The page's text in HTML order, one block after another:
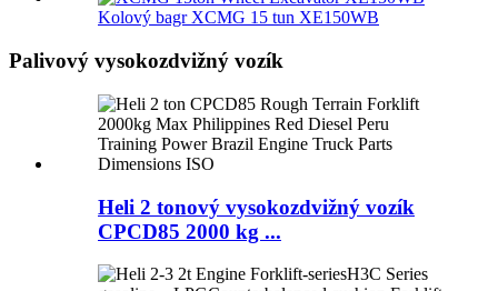
Kolový bagr XCMG 15 tun XE150WB
Palivový vysokozdvižný vozík
Heli 2 tonový vysokozdvižný vozík
CPCD85 2000 kg ...